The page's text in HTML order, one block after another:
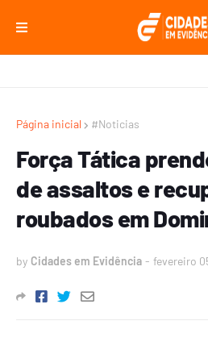
Página inicial #Noticias
Força Tática
de assaltos e
roubados em
by Cidades em Evidência - fevereiro